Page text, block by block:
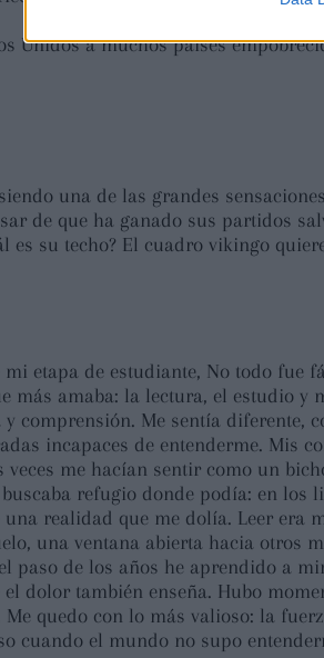
Unidos a muchos países
una de las grandes
de que ha ganado sus partidos
es su techo? El cuadro vikingo
etapa de estudiante, No todo fue
más amaba: la lectura, el estudio y
comprensión. Me sentía diferente,
incapaces de entenderme. Mis
me hacían sentir como un
refugio donde podía: en los
realidad que me dolía. Leer era
una ventana abierta hacia otros
paso de los años he aprendido a
el dolor también enseña. Hubo
quedo con lo más valioso: la
cuando el mundo no supo